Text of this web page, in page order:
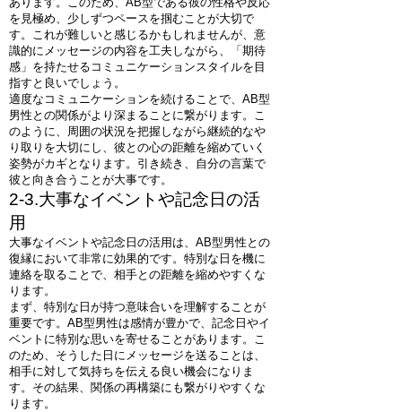
を見極め、少しずつペースを掴むことが大切で
す。これが難しいと感じるかもしれませんが、意
識的にメッセージの内容を工夫しながら、「期待
感」を持たせるコミュニケーションスタイルを目
指すと良いでしょう。
適度なコミュニケーションを続けることで、AB型
男性との関係がより深まることに繋がります。こ
のように、周囲の状況を把握しながら継続的なや
り取りを大切にし、彼との心の距離を縮めていく
姿勢がカギとなります。引き続き、自分の言葉で
彼と向き合うことが大事です。
2-3.大事なイベントや記念日の活
用
大事なイベントや記念日の活用は、AB型男性との
復縁において非常に効果的です。特別な日を機に
連絡を取ることで、相手との距離を縮めやすくな
ります。
まず、特別な日が持つ意味合いを理解することが
重要です。AB型男性は感情が豊かで、記念日やイ
ベントに特別な思いを寄せることがあります。こ
のため、そうした日にメッセージを送ることは、
相手に対して気持ちを伝える良い機会になりま
す。その結果、関係の再構築にも繋がりやすくな
ります。